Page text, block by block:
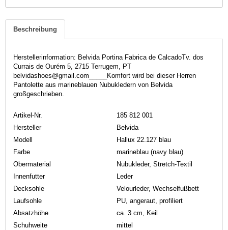
Beschreibung
Herstellerinformation: Belvida Portina Fabrica de CalcadoTv. dos
Currais de Ourém 5, 2715 Terrugem, PT
belvidashoes@gmail.com_____Komfort wird bei dieser Herren
Pantolette aus marineblauen Nubukledern von Belvida
großgeschrieben.
Artikel-Nr.
185 812 001
Hersteller
Belvida
Modell
Hallux 22.127 blau
Farbe
marineblau (navy blau)
Obermaterial
Nubukleder, Stretch-Textil
Innenfutter
Leder
Decksohle
Velourleder, Wechselfußbett
Laufsohle
PU, angeraut, profiliert
Absatzhöhe
ca. 3 cm, Keil
Schuhweite
mittel